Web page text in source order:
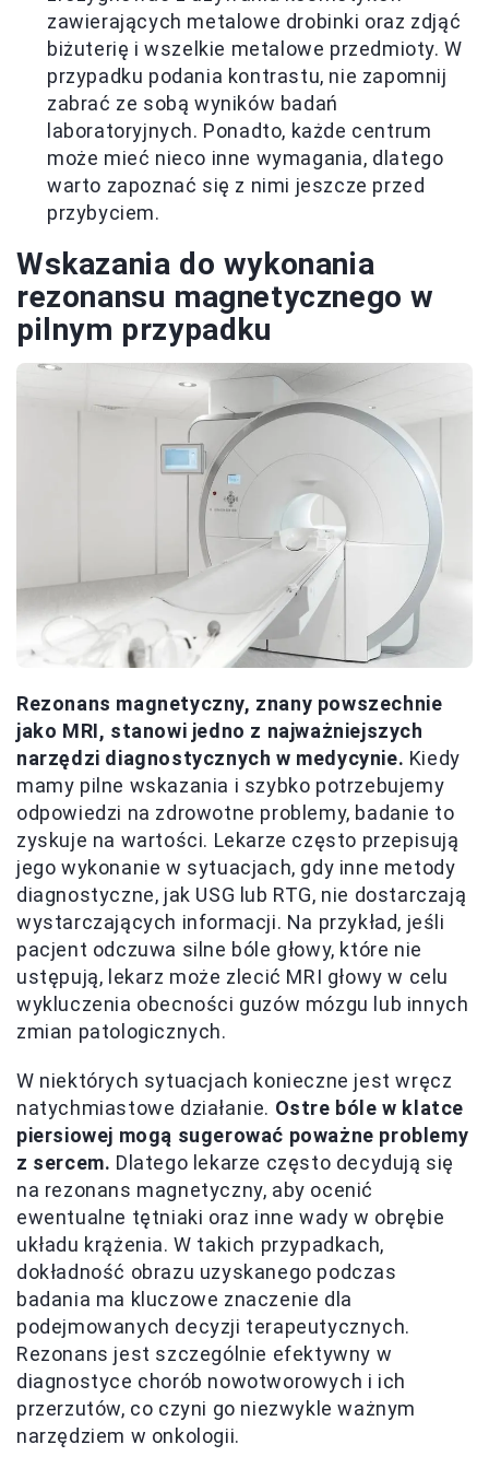
zawierających metalowe drobinki oraz zdjąć
biżuterię i wszelkie metalowe przedmioty. W
przypadku podania kontrastu, nie zapomnij
zabrać ze sobą wyników badań
laboratoryjnych. Ponadto, każde centrum
może mieć nieco inne wymagania, dlatego
warto zapoznać się z nimi jeszcze przed
przybyciem.
Wskazania do wykonania
rezonansu magnetycznego w
pilnym przypadku
Rezonans magnetyczny, znany powszechnie
jako MRI, stanowi jedno z najważniejszych
narzędzi diagnostycznych w medycynie. Kiedy
mamy pilne wskazania i szybko potrzebujemy
odpowiedzi na zdrowotne problemy, badanie to
zyskuje na wartości. Lekarze często przepisują
jego wykonanie w sytuacjach, gdy inne metody
diagnostyczne, jak USG lub RTG, nie dostarczają
wystarczających informacji. Na przykład, jeśli
pacjent odczuwa silne bóle głowy, które nie
ustępują, lekarz może zlecić MRI głowy w celu
wykluczenia obecności guzów mózgu lub innych
zmian patologicznych.
W niektórych sytuacjach konieczne jest wręcz
natychmiastowe działanie. Ostre bóle w klatce
piersiowej mogą sugerować poważne problemy
z sercem. Dlatego lekarze często decydują się
na rezonans magnetyczny, aby ocenić
ewentualne tętniaki oraz inne wady w obrębie
układu krążenia. W takich przypadkach,
dokładność obrazu uzyskanego podczas
badania ma kluczowe znaczenie dla
podejmowanych decyzji terapeutycznych.
Rezonans jest szczególnie efektywny w
diagnostyce chorób nowotworowych i ich
przerzutów, co czyni go niezwykle ważnym
narzędziem w onkologii.